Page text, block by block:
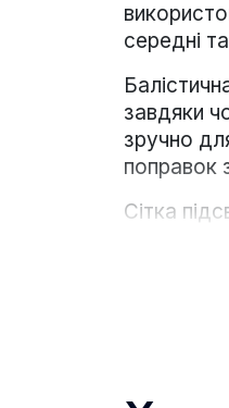
середні
завдяки
зручно
поправок
Сітка